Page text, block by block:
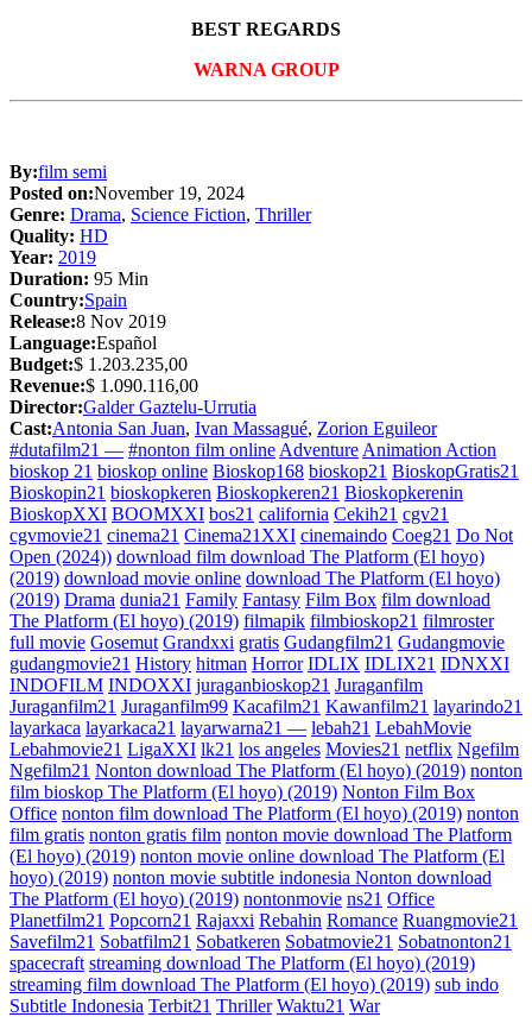
BEST REGARDS
WARNA GROUP
By:film semi
Posted on:November 19, 2024
Genre: Drama, Science Fiction, Thriller
Quality: HD
Year: 2019
Duration: 95 Min
Country:Spain
Release:8 Nov 2019
Language:Español
Budget:$ 1.203.235,00
Revenue:$ 1.090.116,00
Director:Galder Gaztelu-Urrutia
Cast:Antonia San Juan, Ivan Massagué, Zorion Eguileor
#dutafilm21 — #nonton film online Adventure Animation Action
bioskop 21 bioskop online Bioskop168 bioskop21 BioskopGratis21
Bioskopin21 bioskopkeren Bioskopkeren21 Bioskopkerenin
BioskopXXI BOOMXXI bos21 california Cekih21 cgv21
cgvmovie21 cinema21 Cinema21XXI cinemaindo Coeg21 Do Not
Open (2024)) download film download The Platform (El hoyo)
(2019) download movie online download The Platform (El hoyo)
(2019) Drama dunia21 Family Fantasy Film Box film download
The Platform (El hoyo) (2019) filmapik filmbioskop21 filmroster
full movie Gosemut Grandxxi gratis Gudangfilm21 Gudangmovie
gudangmovie21 History hitman Horror IDLIX IDLIX21 IDNXXI
INDOFILM INDOXXI juraganbioskop21 Juraganfilm
Juraganfilm21 Juraganfilm99 Kacafilm21 Kawanfilm21 layarindo21
layarkaca layarkaca21 layarwarna21 — lebah21 LebahMovie
Lebahmovie21 LigaXXI lk21 los angeles Movies21 netflix Ngefilm
Ngefilm21 Nonton download The Platform (El hoyo) (2019) nonton
film bioskop The Platform (El hoyo) (2019) Nonton Film Box
Office nonton film download The Platform (El hoyo) (2019) nonton
film gratis nonton gratis film nonton movie download The Platform
(El hoyo) (2019) nonton movie online download The Platform (El
hoyo) (2019) nonton movie subtitle indonesia Nonton download
The Platform (El hoyo) (2019) nontonmovie ns21 Office
Planetfilm21 Popcorn21 Rajaxxi Rebahin Romance Ruangmovie21
Savefilm21 Sobatfilm21 Sobatkeren Sobatmovie21 Sobatnonton21
spacecraft streaming download The Platform (El hoyo) (2019)
streaming film download The Platform (El hoyo) (2019) sub indo
Subtitle Indonesia Terbit21 Thriller Waktu21 War